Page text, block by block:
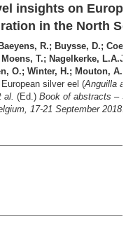
insights on
in the North
R.; Buysse, D.;
T.; Nagelkerke,
O.; Winter, H.; Mouton, A.
silver eel (Anguilla
al. (Ed.) Book of abstracts – 53
17-21 September 2018.